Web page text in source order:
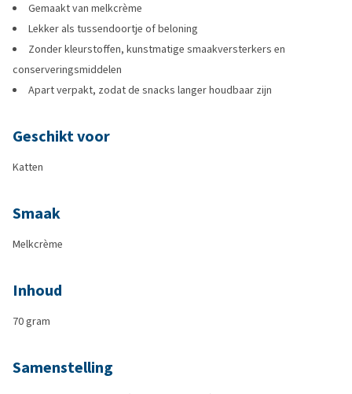
Gemaakt van melkcrème
Lekker als tussendoortje of beloning
Zonder kleurstoffen, kunstmatige smaakversterkers en
conserveringsmiddelen
Apart verpakt, zodat de snacks langer houdbaar zijn
Geschikt voor
Katten
Smaak
Melkcrème
Inhoud
70 gram
Samenstelling